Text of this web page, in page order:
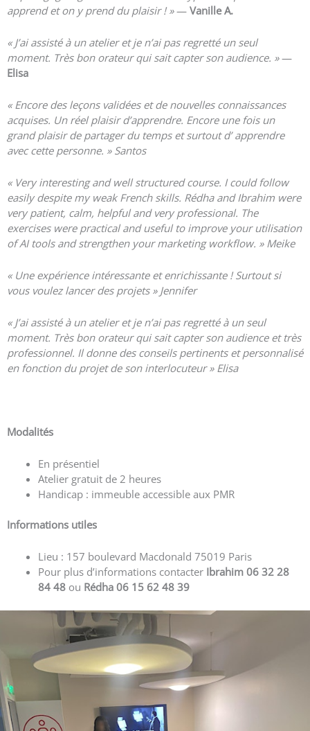
apprend et on y prend du plaisir ! »— Vanille A.
« J’ai assisté à un atelier et je n’ai pas regretté un seul
moment. Très bon orateur qui sait capter son audience. »—
Elisa
« Encore des leçons validées et de nouvelles connaissances
acquises. Un réel plaisir d’apprendre. Encore une fois un
grand plaisir de partager du temps et surtout d’ apprendre
avec cette personne. » Santos
« Very interesting and well structured course. I could follow
easily despite my weak French skills. Rédha and Ibrahim were
very patient, calm, helpful and very professional. The
exercises were practical and useful to improve your utilisation
of AI tools and strengthen your marketing workflow. » Meike
« Une expérience intéressante et enrichissante ! Surtout si
vous voulez lancer des projets » Jennifer
« J’ai assisté à un atelier et je n’ai pas regretté à un seul
moment. Très bon orateur qui sait capter son audience et très
professionnel. Il donne des conseils pertinents et personnalisé
en fonction du projet de son interlocuteur » Elisa
Modalités
En présentiel
Atelier gratuit de 2 heures
Handicap : immeuble accessible aux PMR
Informations utiles
Lieu : 157 boulevard Macdonald 75019 Paris
Pour plus d’informations contacter Ibrahim 06 32 28
84 48 ou Rédha 06 15 62 48 39